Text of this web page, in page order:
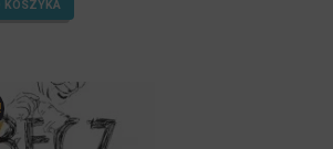
KOSZYKA